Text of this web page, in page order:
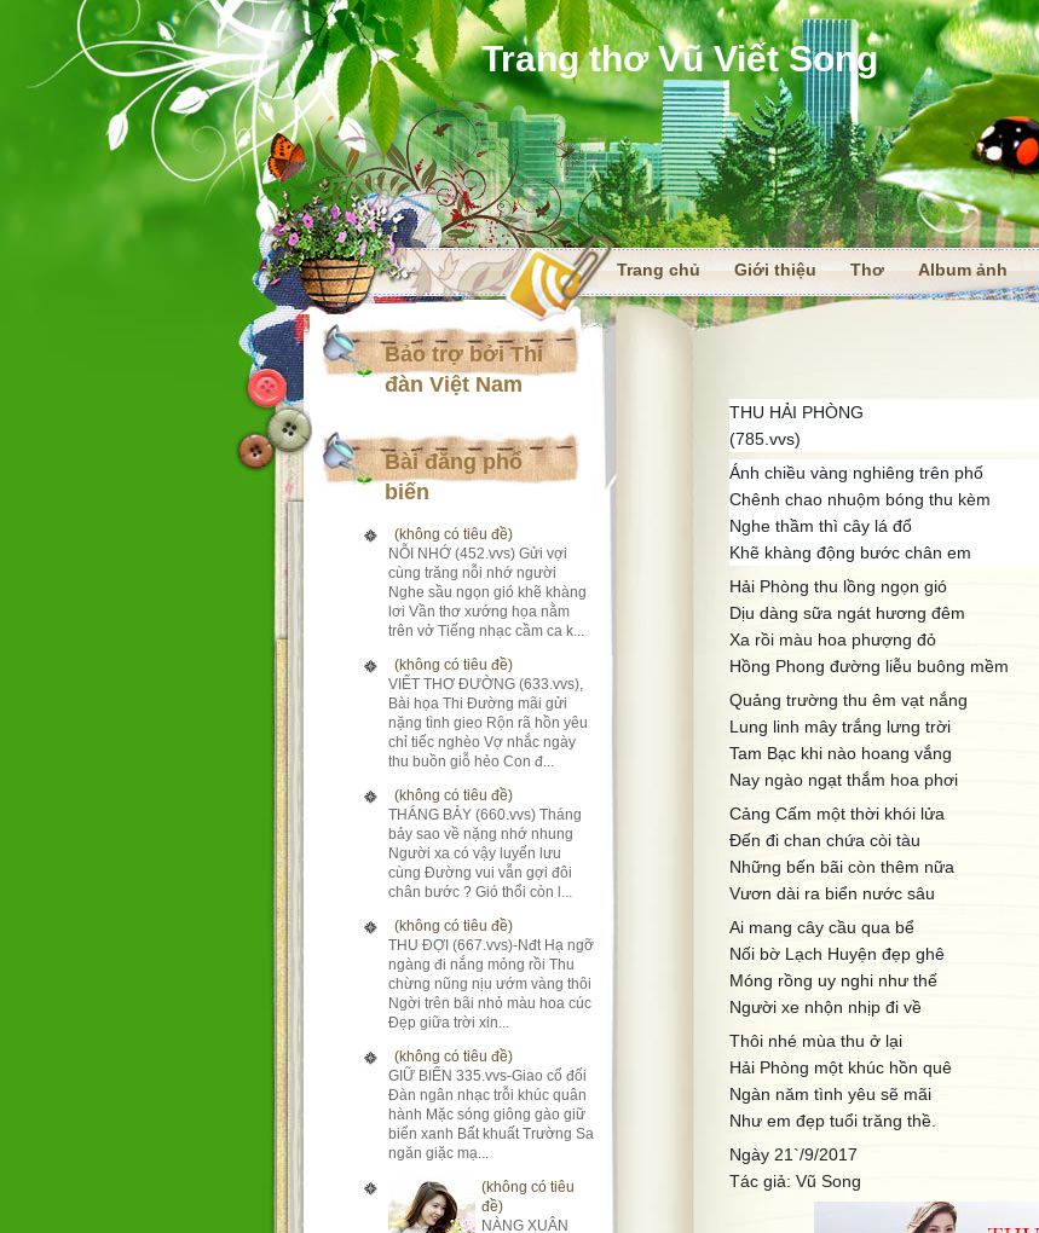
Trang thơ Vũ Viết Song
Trang chủ Giới thiệu Thơ Album ảnh
Bảo trợ bởi Thi
đàn Việt Nam
Bài đăng phổ
biến
(không có tiêu đề)
NỖI NHỚ (452.vvs) Gửi vợi
cùng trăng nỗi nhớ người
Nghe sầu ngọn gió khẽ khàng
lơi Vần thơ xướng họa nằm
trên vở Tiếng nhạc cầm ca k...
(không có tiêu đề)
VIẾT THƠ ĐƯỜNG (633.vvs),
Bài họa Thi Đường mãi gửi
nặng tình gieo Rộn rã hồn yêu
chỉ tiếc nghèo Vợ nhắc ngày
thu buồn giỗ hẻo Con đ...
(không có tiêu đề)
THÁNG BẢY (660.vvs) Tháng
bảy sao về nặng nhớ nhung
Người xa có vậy luyến lưu
cùng Đường vui vẫn gợi đôi
chân bước ? Gió thổi còn l...
(không có tiêu đề)
THU ĐỢI (667.vvs)-Nđt Hạ ngỡ
ngàng đi nắng mỏng rồi Thu
chừng nũng nịu ướm vàng thôi
Ngời trên bãi nhỏ màu hoa cúc
Đẹp giữa trời xin...
(không có tiêu đề)
GIỮ BIỂN 335.vvs-Giao cổ đối
Đàn ngân nhạc trỗi khúc quân
hành Mặc sóng giông gào giữ
biển xanh Bất khuất Trường Sa
ngăn giặc mạ...
(không có tiêu
đề)
NÀNG XUÂN
THU HẢI PHÒNG
(785.vvs)
Ánh chiều vàng nghiêng trên phố
Chênh chao nhuộm bóng thu kèm
Nghe thầm thì cây lá đổ
Khẽ khàng động bước chân em
Hải Phòng thu lồng ngọn gió
Dịu dàng sữa ngát hương đêm
Xa rồi màu hoa phượng đỏ
Hồng Phong đường liễu buông mềm
Quảng trường thu êm vạt nắng
Lung linh mây trắng lưng trời
Tam Bạc khi nào hoang vắng
Nay ngào ngạt thắm hoa phơi
Cảng Cấm một thời khói lửa
Đến đi chan chứa còi tàu
Những bến bãi còn thêm nữa
Vươn dài ra biển nước sâu
Ai mang cây cầu qua bể
Nối bờ Lạch Huyện đẹp ghê
Móng rồng uy nghi như thế
Người xe nhộn nhịp đi về
Thôi nhé mùa thu ở lại
Hải Phòng một khúc hồn quê
Ngàn năm tình yêu sẽ mãi
Như em đẹp tuổi trăng thề.
Ngày 21`/9/2017
Tác giả: Vũ Song